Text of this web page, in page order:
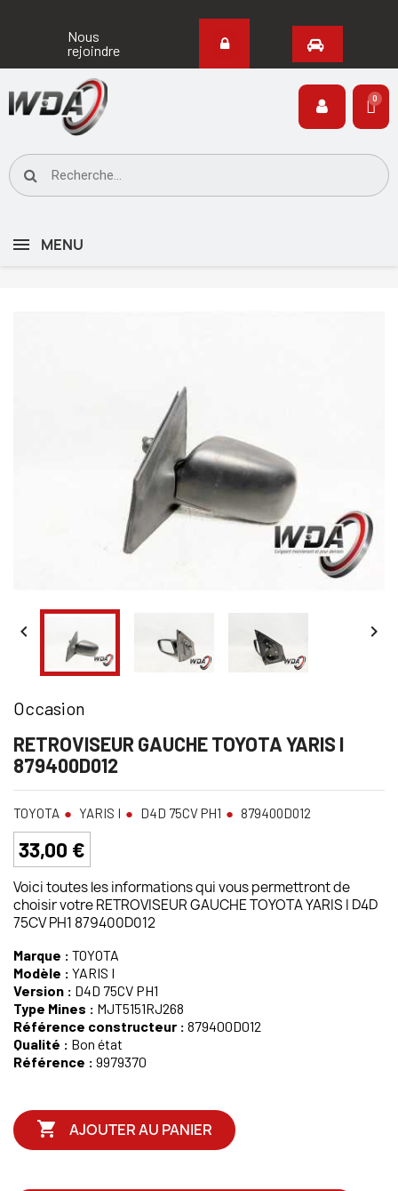
Nous
rejoindre
MENU
 
Occasion
RETROVISEUR GAUCHE TOYOTA YARIS I
879400D012
TOYOTA YARIS I D4D 75CV PH1 879400D012
33,00 €
Voici toutes les informations qui vous permettront de
choisir votre RETROVISEUR GAUCHE TOYOTA YARIS I D4D
75CV PH1 879400D012
Marque : TOYOTA
Modèle : YARIS I
Version : D4D 75CV PH1
Type Mines : MJT5151RJ268
Référence constructeur : 879400D012
Qualité : Bon état
Référence : 9979370
 AJOUTER AU PANIER